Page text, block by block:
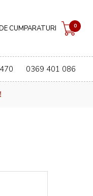
CUMPARATURI 0
0369 401 086